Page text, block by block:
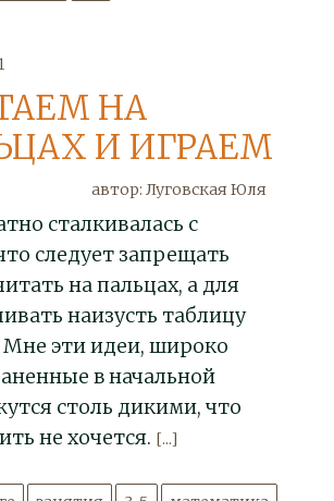
НА
И ИГРАЕМ
автор: Луговская Юля
сталкивалась с
следует запрещать
на пальцах, а для
наизусть таблицу
эти идеи, широко
в начальной
столь дикими, что
не хочется. [...]